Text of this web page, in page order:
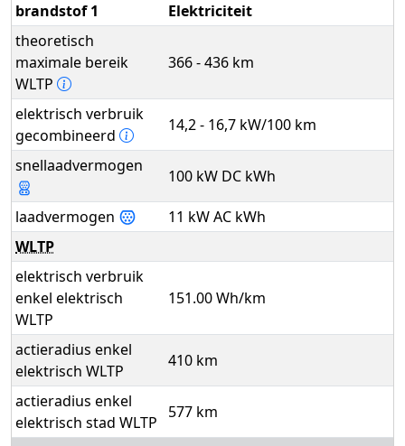
brandstof 1
Elektriciteit
theoretisch
maximale bereik
WLTP
366 - 436 km
elektrisch verbruik
gecombineerd
14,2 - 16,7 kW/100 km
snellaadvermogen
100 kW DC kWh
laadvermogen
11 kW AC kWh
WLTP
elektrisch verbruik
enkel elektrisch
WLTP
151.00 Wh/km
actieradius enkel
elektrisch WLTP
410 km
actieradius enkel
elektrisch stad WLTP
577 km